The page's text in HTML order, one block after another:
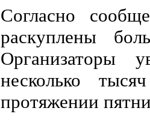
Согласно
раскуплены
Организаторы
несколько
протяжении